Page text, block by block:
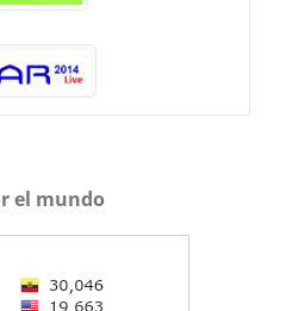
el mundo